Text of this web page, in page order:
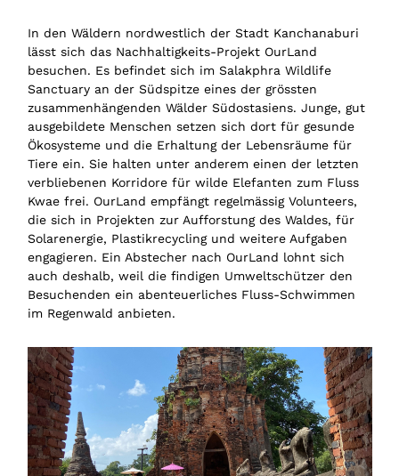
In den Wäldern nordwestlich der Stadt Kanchanaburi
lässt sich das Nachhaltigkeits-Projekt OurLand
besuchen. Es befindet sich im Salakphra Wildlife
Sanctuary an der Südspitze eines der grössten
zusammenhängenden Wälder Südostasiens. Junge, gut
ausgebildete Menschen setzen sich dort für gesunde
Ökosysteme und die Erhaltung der Lebensräume für
Tiere ein. Sie halten unter anderem einen der letzten
verbliebenen Korridore für wilde Elefanten zum Fluss
Kwae frei. OurLand empfängt regelmässig Volunteers,
die sich in Projekten zur Aufforstung des Waldes, für
Solarenergie, Plastikrecycling und weitere Aufgaben
engagieren. Ein Abstecher nach OurLand lohnt sich
auch deshalb, weil die findigen Umweltschützer den
Besuchenden ein abenteuerliches Fluss-Schwimmen
im Regenwald anbieten.